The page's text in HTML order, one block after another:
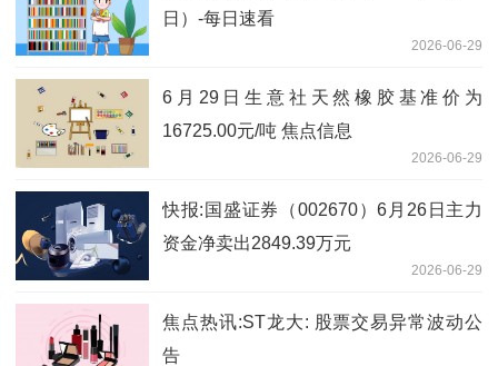
日）​-每日速看
2026-06-29
6月29日生意社天然橡胶基准价为
16725.00元/吨 焦点信息
2026-06-29
快报:国盛证券（002670）6月26日主力
资金净卖出2849.39万元
2026-06-29
焦点热讯:ST龙大: 股票交易异常波动公
告